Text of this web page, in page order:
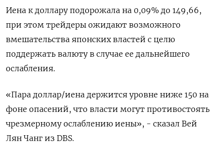
Иена к доллару подорожала на 0,09%​ до 149,66,
при этом трейдеры ожидают возможного
вмешательства японских властей с целю
поддержать валюту в случае ее дальнейшего
ослабления.
«Пара доллар/иена держится уровне ниже 150 на
фоне опасений, что власти могут противостоять
чрезмерному ослаблению иены», - сказал Вей
Лян Чанг из DBS.